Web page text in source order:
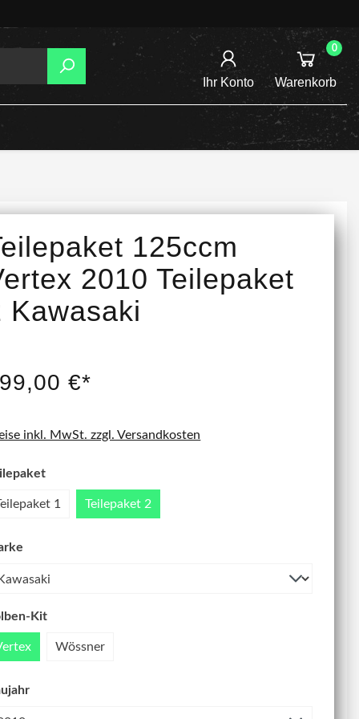
Ihr Konto
0
Warenkorb
/
NEU
125ccm
2010 Teilepaket
Kawasaki
€*
inkl. MwSt. zzgl. Versandkosten
1 Teilepaket 2
Kit
Wössner